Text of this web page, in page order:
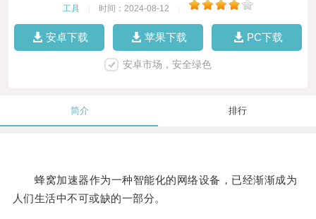
工具 时间：2024-08-12
安卓下载 苹果下载 PC下载
安卓市场，安全绿色
简介 排行
蜂窝加速器作为一种智能化的网络设备，已经渐渐成为
人们生活中不可或缺的一部分。